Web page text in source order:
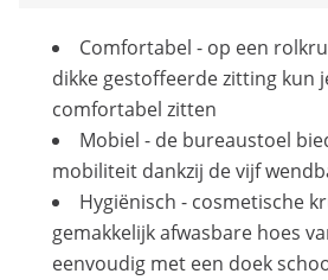
Comfortabel - op een
dikke gestoffeerde zitting kun
comfortabel zitten
Mobiel - de bureaustoel
mobiliteit dankzij de vijf
Hygiënisch - cosmetische
gemakkelijk afwasbare hoes
eenvoudig met een doek